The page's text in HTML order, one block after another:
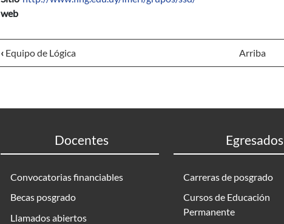
web
‹ Equipo de Lógica Arriba
Docentes
Convocatorias financiables
Becas posgrado
Llamados abiertos
Egresados
Carreras de posgrado
Cursos de Educación
Permanente